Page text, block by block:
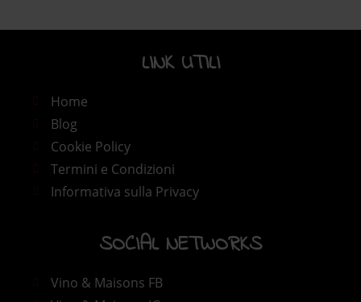
LINK UTILI​
Home
Blog
Cookie Policy
Termini e Condizioni
Informativa sulla Privacy
SOCIAL NETWORKS
Vino & Maisons FB